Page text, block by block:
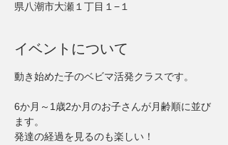
県八潮市大瀬１丁目１−１
イベントについて
動き始めた子のベビマ活発クラスです。
6か月～1歳2か月のお子さんが月齢順に並び
ます。
発達の経過を見るのも楽しい！